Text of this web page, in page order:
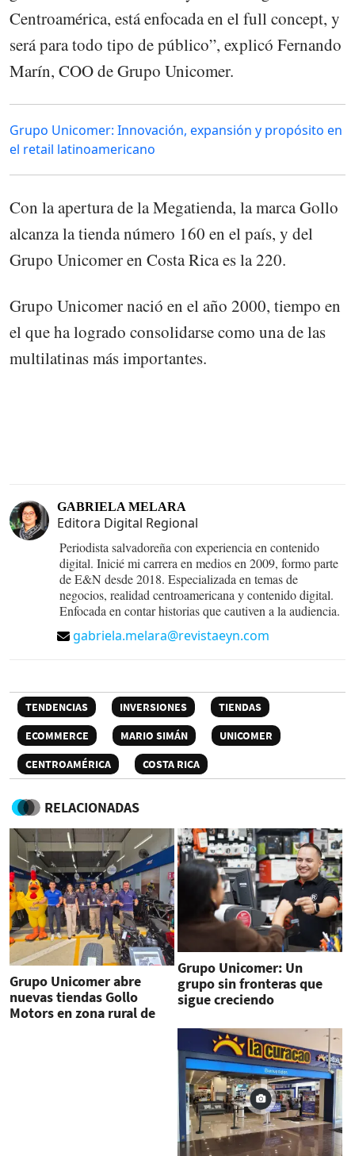
Centroamérica, está enfocada en el full concept, y
será para todo tipo de público”, explicó Fernando
Marín, COO de Grupo Unicomer.
Grupo Unicomer: Innovación, expansión y propósito en
el retail latinoamericano
Con la apertura de la Megatienda, la marca Gollo
alcanza la tienda número 160 en el país, y del
Grupo Unicomer en Costa Rica es la 220.
Grupo Unicomer nació en el año 2000, tiempo en
el que ha logrado consolidarse como una de las
multilatinas más importantes.
GABRIELA MELARA
Editora Digital Regional
Periodista salvadoreña con experiencia en contenido
digital. Inicié mi carrera en medios en 2009, formo parte
de E&N desde 2018. Especializada en temas de
negocios, realidad centroamericana y contenido digital.
Enfocada en contar historias que cautiven a la audiencia.
gabriela.melara@revistaeyn.com
TENDENCIAS INVERSIONES
TIENDAS
ECOMMERCE
MARIO SIMÁN
UNICOMER
CENTROAMÉRICA
COSTA RICA
RELACIONADAS
Grupo Unicomer abre
nuevas tiendas Gollo
Motors en zona rural de
Grupo Unicomer: Un
grupo sin fronteras que
sigue creciendo